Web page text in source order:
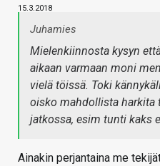
15.3.2018
Juhamies
Mielenkiinnosta kysyn
aikaan varmaan moni
vielä töissä. Toki
oisko mahdollista harkita
jatkossa, esim tunti kaks
Ainakin perjantaina me